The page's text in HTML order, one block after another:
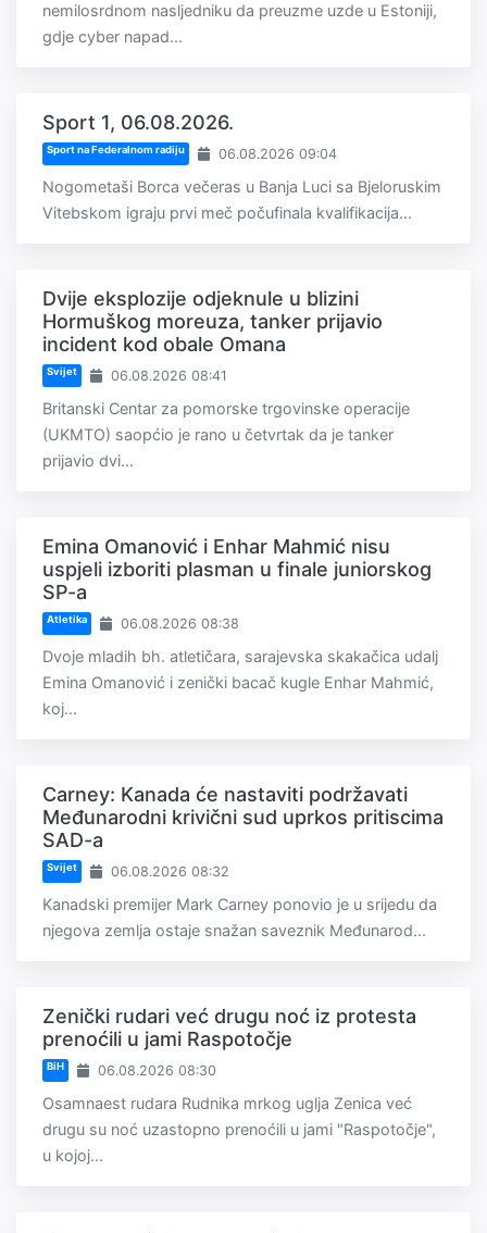
nemilosrdnom nasljedniku da preuzme uzde u Estoniji,
gdje cyber napad...
Sport 1, 06.08.2026.
Sport na Federalnom radiju 06.08.2026 09:04
Nogometaši Borca večeras u Banja Luci sa Bjeloruskim
Vitebskom igraju prvi meč počufinala kvalifikacija...
Dvije eksplozije odjeknule u blizini
Hormuškog moreuza, tanker prijavio
incident kod obale Omana
Svijet 06.08.2026 08:41
Britanski Centar za pomorske trgovinske operacije
(UKMTO) saopćio je rano u četvrtak da je tanker
prijavio dvi...
Emina Omanović i Enhar Mahmić nisu
uspjeli izboriti plasman u finale juniorskog
SP-a
Atletika 06.08.2026 08:38
Dvoje mladih bh. atletičara, sarajevska skakačica udalj
Emina Omanović i zenički bacač kugle Enhar Mahmić,
koj...
Carney: Kanada će nastaviti podržavati
Međunarodni krivični sud uprkos pritiscima
SAD-a
Svijet 06.08.2026 08:32
Kanadski premijer Mark Carney ponovio je u srijedu da
njegova zemlja ostaje snažan saveznik Međunarod...
Zenički rudari već drugu noć iz protesta
prenoćili u jami Raspotočje
BiH 06.08.2026 08:30
Osamnaest rudara Rudnika mrkog uglja Zenica već
drugu su noć uzastopno prenoćili u jami "Raspotočje",
u kojoj...